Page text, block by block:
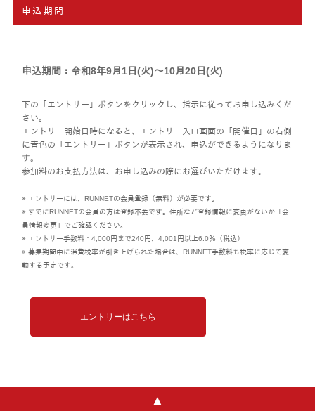
申込期間
申込期間：令和8年9月1日(火)～10月20日(火)
下の「エントリー」ボタンをクリックし、指示に従ってお申し込みくだ
さい。
エントリー開始日時になると、エントリー入口画面の「開催日」の右側
に青色の「エントリー」ボタンが表示され、申込ができるようになりま
す。
参加料のお支払方法は、お申し込みの際にお選びいただけます。
※ エントリーには、RUNNETの会員登録（無料）が必要です。
※ すでにRUNNETの会員の方は登録不要です。住所など登録情報に変更がないか「会
員情報変更」でご確認ください。
※ エントリー手数料：4,000円まで240円、4,001円以上6.0％（税込）
※ 募集期間中に消費税率が引き上げられた場合は、RUNNET手数料も税率に応じて変
動する予定です。
エントリーはこちら
▲